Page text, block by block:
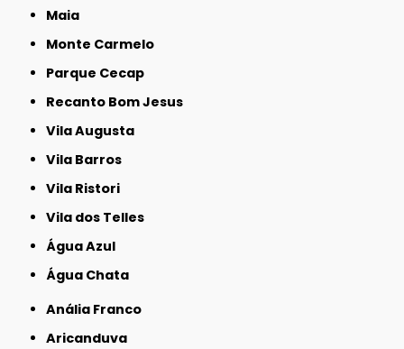
Maia
Monte Carmelo
Parque Cecap
Recanto Bom Jesus
Vila Augusta
Vila Barros
Vila Ristori
Vila dos Telles
Água Azul
Água Chata
Anália Franco
Aricanduva